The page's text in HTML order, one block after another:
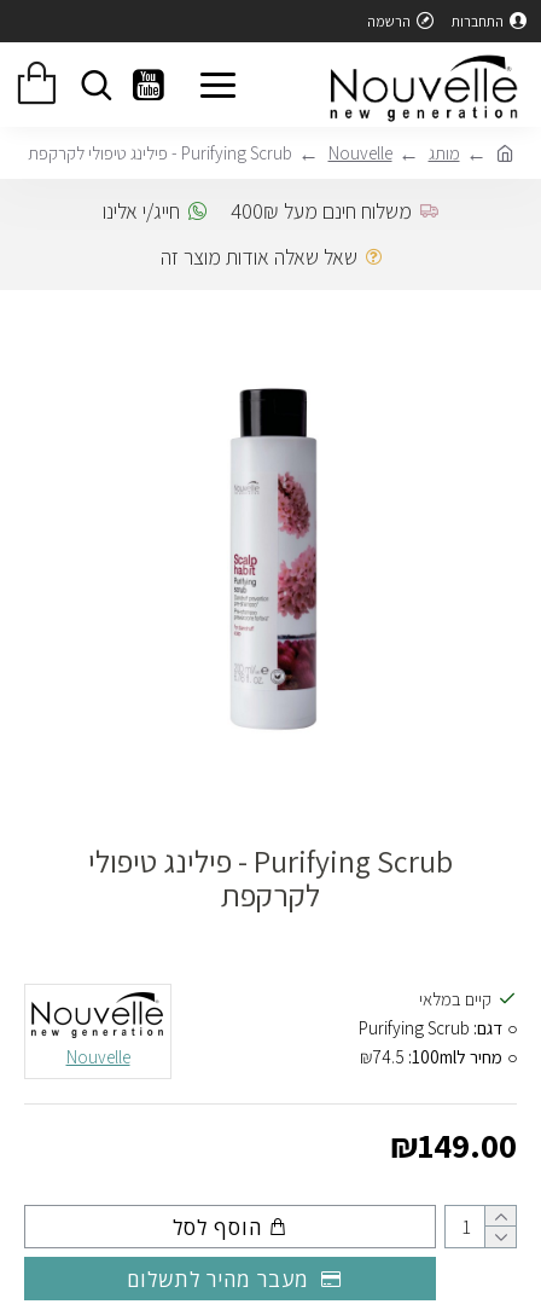
התחברות הרשמה
מותג Nouvelle Purifying Scrub - פילינג טיפולי לקרקפת
משלוח חינם מעל 400₪
חייג/י אלינו
שאל שאלה אודות מוצר זה
Purifying Scrub - פילינג טיפולי
לקרקפת
₪149.00
קיים במלאי
דגם: Purifying Scrub
מחיר ל100ml:
₪74.5
Nouvelle
הוסף לסל
מעבר מהיר לתשלום